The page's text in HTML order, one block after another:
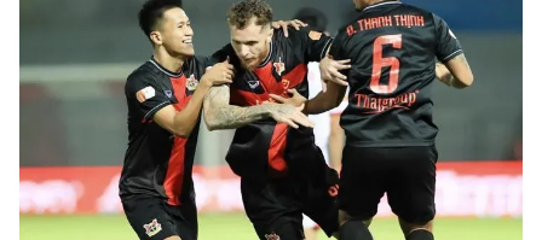
Giấy phép xuất bản số 110/GP - BTTTT cấp ngày 24.3.2020
© 2003-2026 Bản quyền thuộc về Báo Thanh Niên. Cấm sao chép
dưới mọi hình thức nếu không có sự chấp thuận bằng văn bản.
Phát triển bởi ePi Technologies, JSC.